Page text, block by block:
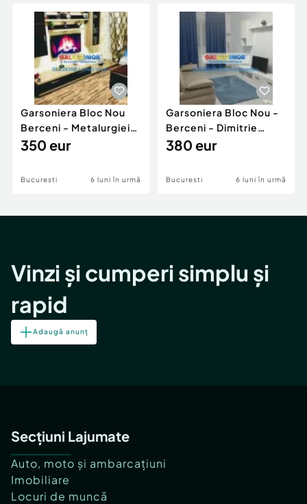
Servicii
Animale de companie
Afaceri și echipamente profesionale
Inchiriere Bunuri si Vehicule
Utilaje agricole si industriale
Piese auto si accesorii
Dacia Duster
Garsoniera Bloc Nou
Berceni - Metalurgiei
Park - Postalionul
350 eur
Bucuresti 6 luni în urmă
Garsoniera Bloc Nou -
Berceni - Dimitrie
Leonida
380 eur
Bucuresti 6 luni în urmă
Vinzi și cumperi simplu și
rapid
Adaugă anunț
Secțiuni Lajumate
Auto, moto și ambarcațiuni
Imobiliare
Locuri de muncă